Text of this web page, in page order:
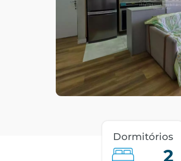
Dormitórios
2